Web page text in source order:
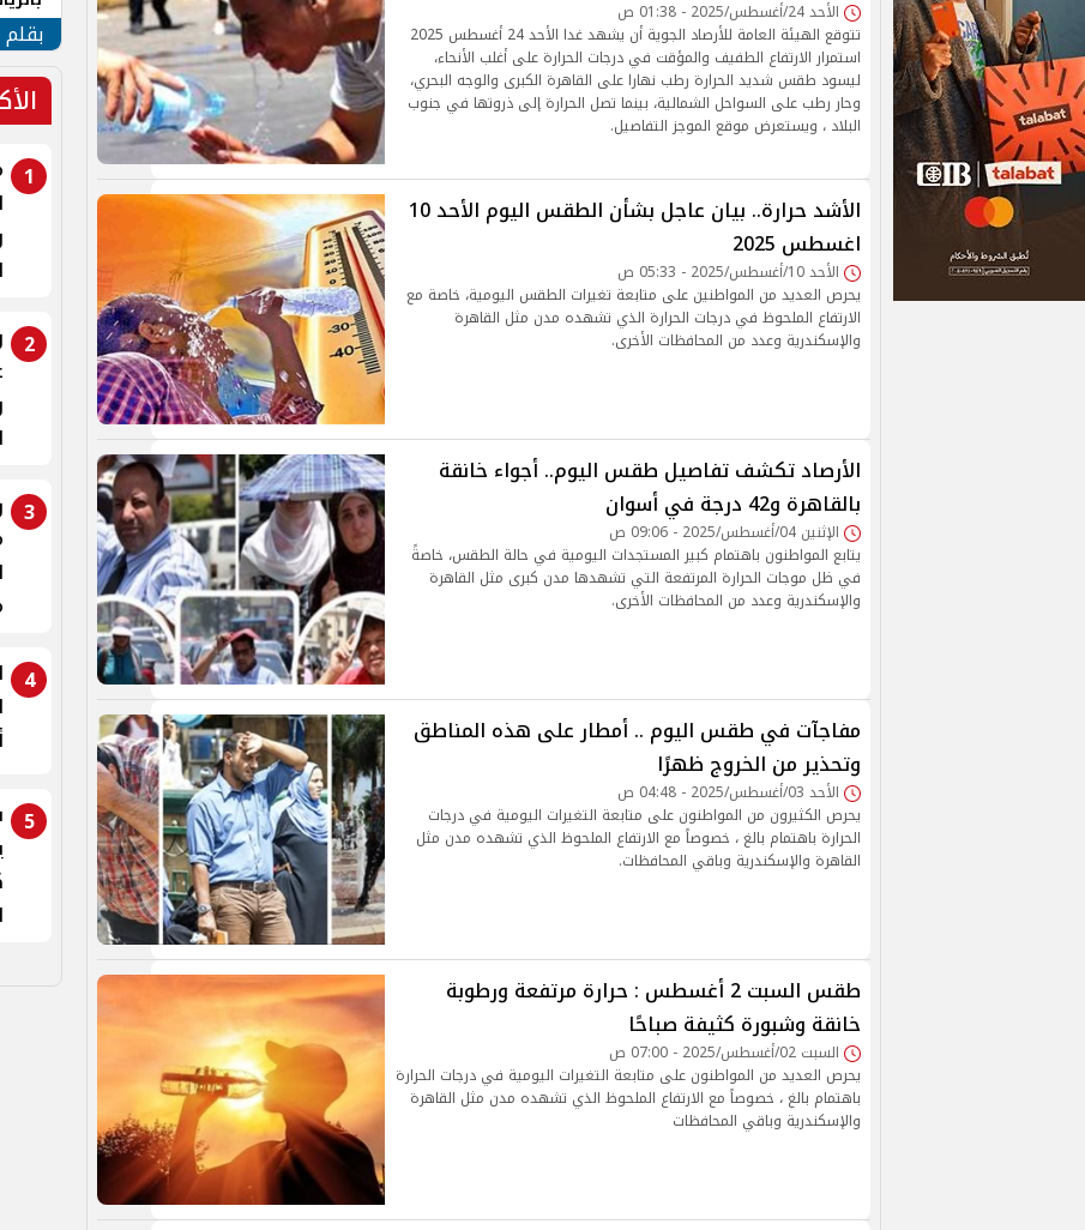
الأحد 24/أغسطس/2025 - 01:38 ص
تتوقع الهيئة العامة للأرصاد الجوية أن يشهد غدا الأحد 24 أغسطس 2025
استمرار الارتفاع الطفيف والمؤقت في درجات الحرارة على أغلب الأنحاء،
ليسود طقس شديد الحرارة رطب نهارا على القاهرة الكبرى والوجه البحري،
وحار رطب على السواحل الشمالية، بينما تصل الحرارة إلى ذروتها في جنوب
البلاد ، ويستعرض موقع الموجز التفاصيل.
الأشد حرارة.. بيان عاجل بشأن الطقس اليوم الأحد 10
اغسطس 2025
الأحد 10/أغسطس/2025 - 05:33 ص
يحرص العديد من المواطنين على متابعة تغيرات الطقس اليومية، خاصة مع
الارتفاع الملحوظ في درجات الحرارة الذي تشهده مدن مثل القاهرة
والإسكندرية وعدد من المحافظات الأخرى.
الأرصاد تكشف تفاصيل طقس اليوم.. أجواء خانقة
بالقاهرة و42 درجة في أسوان
الإثنين 04/أغسطس/2025 - 09:06 ص
يتابع المواطنون باهتمام كبير المستجدات اليومية في حالة الطقس، خاصةً
في ظل موجات الحرارة المرتفعة التي تشهدها مدن كبرى مثل القاهرة
والإسكندرية وعدد من المحافظات الأخرى.
مفاجآت في طقس اليوم .. أمطار على هذه المناطق
وتحذير من الخروج ظهرًا
الأحد 03/أغسطس/2025 - 04:48 ص
يحرص الكثيرون من المواطنون على متابعة التغيرات اليومية في درجات
الحرارة باهتمام بالغ ، خصوصاً مع الارتفاع الملحوظ الذي تشهده مدن مثل
القاهرة والإسكندرية وباقي المحافظات.
طقس السبت 2 أغسطس : حرارة مرتفعة ورطوبة
خانقة وشبورة كثيفة صباحًا
السبت 02/أغسطس/2025 - 07:00 ص
يحرص العديد من المواطنون على متابعة التغيرات اليومية في درجات الحرارة
باهتمام بالغ ، خصوصاً مع الارتفاع الملحوظ الذي تشهده مدن مثل القاهرة
والإسكندرية وباقي المحافظات
1
2
3
4
5